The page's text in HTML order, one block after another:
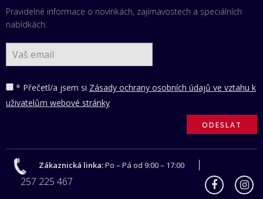
Pravidelné informace o novinkách, zajímavostech a speciálních
nabídkách.
* Přečetl/a jsem si Zásady ochrany osobních údajů ve vztahu k
uživatelům webové stránky
Zákaznická linka:Po – Pá od 9:00 – 17:00
257 225 467